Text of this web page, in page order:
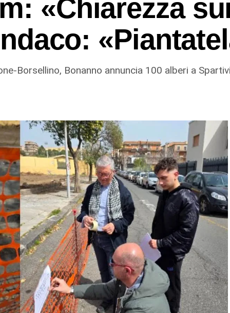
«Chiarezza
Borsellino, Bonanno annuncia 100 alberi a